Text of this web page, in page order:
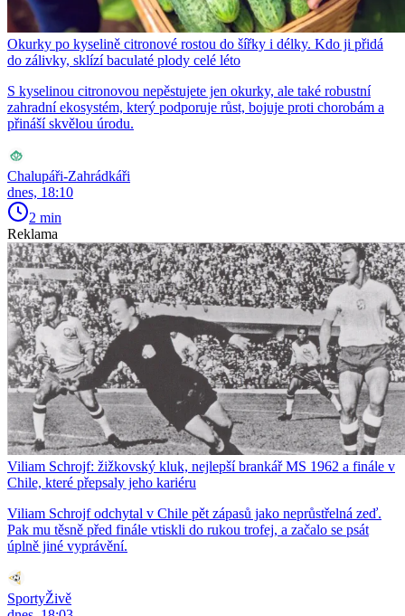
Okurky po kyselině citronové rostou do šířky i délky. Kdo ji přidá
do zálivky, sklízí baculaté plody celé léto
S kyselinou citronovou nepěstujete jen okurky, ale také robustní
zahradní ekosystém, který podporuje růst, bojuje proti chorobám a
přináší skvělou úrodu.
Chalupáři-Zahrádkáři
dnes, 18:10
2 min
Reklama
Viliam Schrojf: žižkovský kluk, nejlepší brankář MS 1962 a finále v
Chile, které přepsaly jeho kariéru
Viliam Schrojf odchytal v Chile pět zápasů jako neprůstřelná zeď.
Pak mu těsně před finále vtiskli do rukou trofej, a začalo se psát
úplně jiné vyprávění.
SportyŽivě